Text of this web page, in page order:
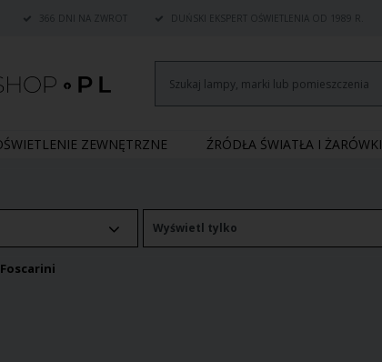
366 DNI NA ZWROT DUŃSKI EKSPERT OŚWIETLENIA OD 1989 R.
OŚWIETLENIE ZEWNĘTRZNE ŹRÓDŁA ŚWIATŁA I ŻARÓWKI
Wyświetl tylko
Foscarini